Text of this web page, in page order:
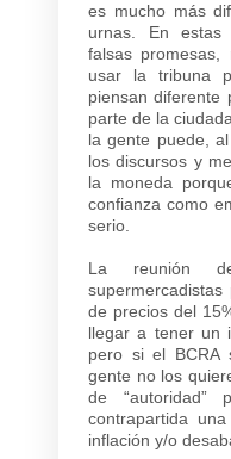
es mucho más
urnas. En
falsas promesas,
usar la tribuna
piensan diferente
parte de la
la gente puede,
los discursos y
la moneda
confianza como
serio.
La reunión
de precios del
llegar a tener un
pero si el BCRA
gente no los
de “autoridad”
contrapartida
inflación y/o